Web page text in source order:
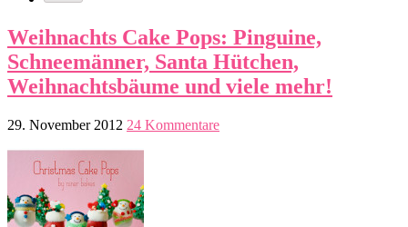
Weihnachts Cake Pops: Pinguine,
Schneemänner, Santa Hütchen,
Weihnachtsbäume und viele mehr!
29. November 2012 24 Kommentare